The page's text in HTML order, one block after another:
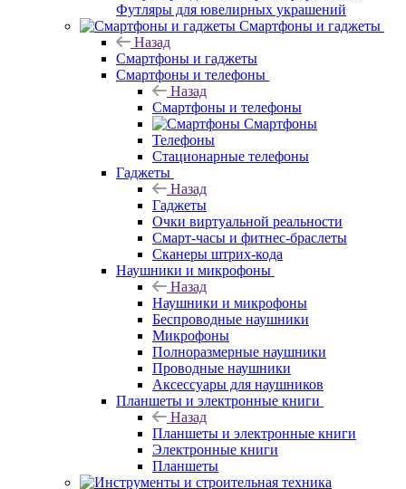
Футляры для ювелирных украшений
Смартфоны и гаджеты
Назад
Смартфоны и гаджеты
Смартфоны и телефоны
Назад
Смартфоны и телефоны
Смартфоны
Телефоны
Стационарные телефоны
Гаджеты
Назад
Гаджеты
Очки виртуальной реальности
Смарт-часы и фитнес-браслеты
Сканеры штрих-кода
Наушники и микрофоны
Назад
Наушники и микрофоны
Беспроводные наушники
Микрофоны
Полноразмерные наушники
Проводные наушники
Аксессуары для наушников
Планшеты и электронные книги
Назад
Планшеты и электронные книги
Электронные книги
Планшеты